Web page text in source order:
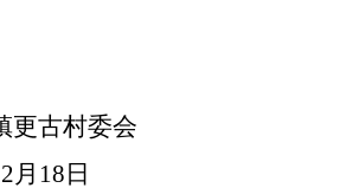
委会